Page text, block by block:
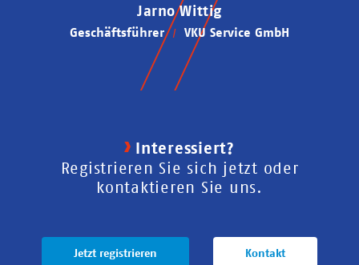
Jarno Wittig
Geschäftsführer VKU Service GmbH
Interessiert?
Registrieren Sie sich jetzt oder
kontaktieren Sie uns.
Jetzt registrieren Kontakt